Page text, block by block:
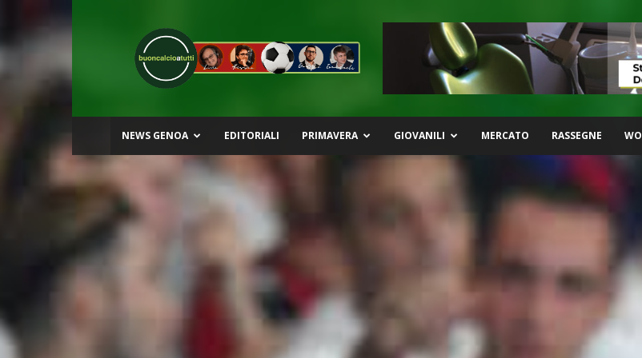
Buon
Calcio
a
Tutti
NEWS GENOA EDITORIALI PRIMAVERA GIOVANILI MERCATO RASSEGNE